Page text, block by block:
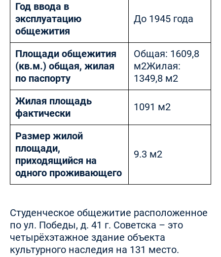
Год ввода в
эксплуатацию
общежития
До 1945 года
Площади общежития
(кв.м.) общая, жилая
по паспорту
Общая: 1609,8
м2Жилая:
1349,8 м2
Жилая площадь
фактически
1091 м2
Размер жилой
площади,
приходящийся на
одного проживающего
9.3 м2
Студенческое общежитие расположенное
по ул. Победы, д. 41 г. Советска – это
четырёхэтажное здание объекта
культурного наследия на 131 место.